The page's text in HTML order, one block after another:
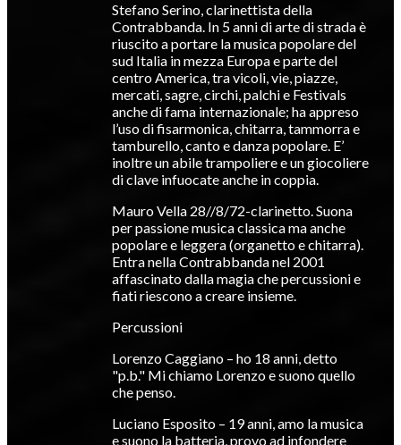
Stefano Serino, clarinettista della
Contrabbanda. In 5 anni di arte di strada è
riuscito a portare la musica popolare del
sud Italia in mezza Europa e parte del
centro America, tra vicoli, vie, piazze,
mercati, sagre, circhi, palchi e Festivals
anche di fama internazionale; ha appreso
l’uso di fisarmonica, chitarra, tammorra e
tamburello, canto e danza popolare. E’
inoltre un abile trampoliere e un giocoliere
di clave infuocate anche in coppia.
Mauro Vella 28//8/72-clarinetto. Suona
per passione musica classica ma anche
popolare e leggera (organetto e chitarra).
Entra nella Contrabbanda nel 2001
affascinato dalla magia che percussioni e
fiati riescono a creare insieme.
Percussioni
Lorenzo Caggiano – ho 18 anni, detto
"p.b." Mi chiamo Lorenzo e suono quello
che penso.
Luciano Esposito – 19 anni, amo la musica
e suono la batteria, provo ad infondere